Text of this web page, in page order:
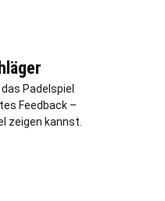
Padelspiel
Feedback –
zeigen kannst.